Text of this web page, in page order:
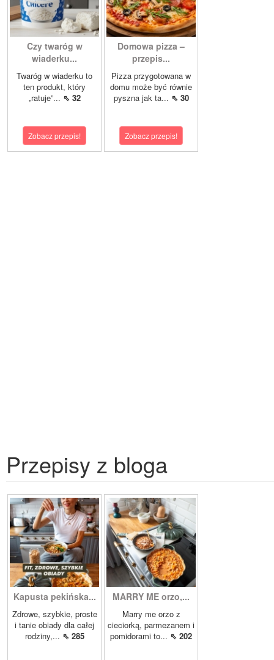
Czy twaróg w
wiaderku...
Twaróg w wiaderku to
ten produkt, który
„ratuje”... ⇖ 32
Zobacz przepis!
Domowa pizza –
przepis...
Pizza przygotowana w
domu może być równie
pyszna jak ta... ⇖ 30
Zobacz przepis!
Przepisy z bloga
Kapusta pekińska...
Zdrowe, szybkie, proste
i tanie obiady dla całej
rodziny,... ⇖ 285
MARRY ME orzo,...
Marry me orzo z
cieciorką, parmezanem i
pomidorami to... ⇖ 202